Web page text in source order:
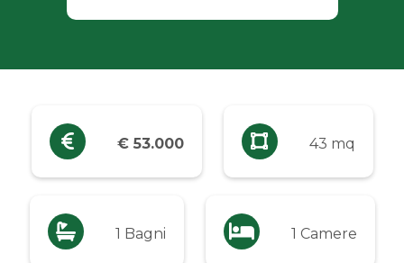
€ 53.000 43 mq
1 Bagni 1 Camere
Industriali
Prezzo
Qualsiasi
Fino a € 5.000